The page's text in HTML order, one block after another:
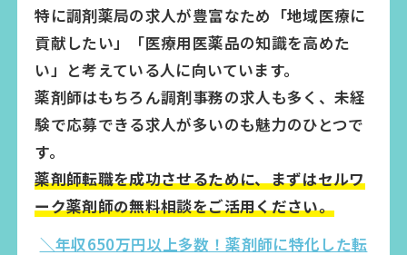
特に調剤薬局の求人が豊富なため「地域医療に
貢献したい」「医療用医薬品の知識を高めた
い」と考えている人に向いています。
薬剤師はもちろん調剤事務の求人も多く、未経
験で応募できる求人が多いのも魅力のひとつで
す。
薬剤師転職を成功させるために、まずはセルワ
ーク薬剤師の無料相談をご活用ください。
＼年収650万円以上多数！薬剤師に特化した転